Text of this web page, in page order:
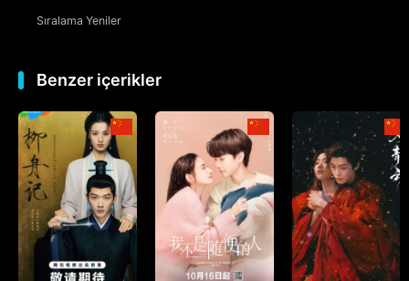
14. Bölüm
15. Bölüm
16. Bölüm
17. Bölüm
18. Bölüm
19. Bölüm
Sıralama Yeniler
Benzer içerikler